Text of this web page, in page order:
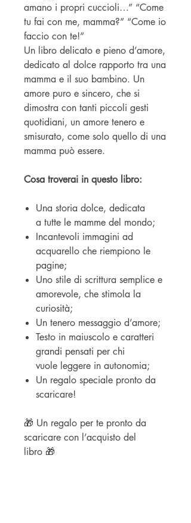
amano i propri cuccioli…” “Come
tu fai con me, mamma?” “Come io
faccio con te!”
Un libro delicato e pieno d’amore,
dedicato al dolce rapporto tra una
mamma e il suo bambino. Un
amore puro e sincero, che si
dimostra con tanti piccoli gesti
quotidiani, un amore tenero e
smisurato, come solo quello di una
mamma può essere.
Cosa troverai in questo libro:
Una storia dolce, dedicata
a tutte le mamme del mondo;
Incantevoli immagini ad
acquarello che riempiono le
pagine;
Uno stile di scrittura semplice e
amorevole, che stimola la
curiosità;
Un tenero messaggio d’amore;
Testo in maiuscolo e caratteri
grandi pensati per chi
vuole leggere in autonomia;
Un regalo speciale pronto da
scaricare!
🎁 Un regalo per te pronto da
scaricare con l’acquisto del
libro 🎁